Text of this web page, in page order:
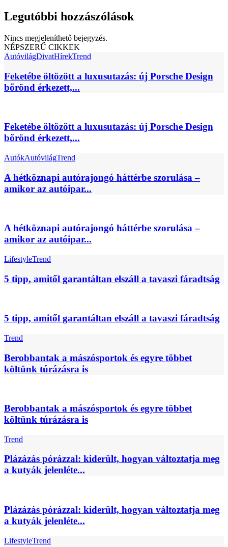
Legutóbbi hozzászólások
Nincs megjeleníthető bejegyzés.
NÉPSZERŰ CIKKEK
AutóvilágDivatHírekTrend
Feketébe öltözött a luxusutazás: új Porsche Design
bőrönd érkezett,...
Feketébe öltözött a luxusutazás: új Porsche Design
bőrönd érkezett,...
AutókAutóvilágTrend
A hétköznapi autórajongó háttérbe szorulása –
amikor az autóipar...
A hétköznapi autórajongó háttérbe szorulása –
amikor az autóipar...
LifestyleTrend
5 tipp, amitől garantáltan elszáll a tavaszi fáradtság
5 tipp, amitől garantáltan elszáll a tavaszi fáradtság
Trend
Berobbantak a mászósportok és egyre többet
költünk túrázásra is
Berobbantak a mászósportok és egyre többet
költünk túrázásra is
Trend
Plázázás pórázzal: kiderült, hogyan változtatja meg
a kutyák jelenléte...
Plázázás pórázzal: kiderült, hogyan változtatja meg
a kutyák jelenléte...
LifestyleTrend